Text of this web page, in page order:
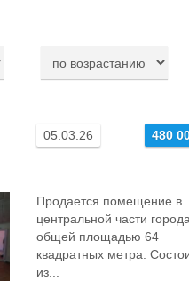
05.03.26 480
Продается помещение в
центральной части города
общей площадью 64
квадратных метра.
из...